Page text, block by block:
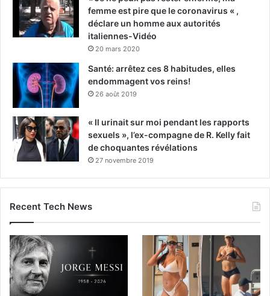
femme est pire que le coronavirus « ,
déclare un homme aux autorités
italiennes-Vidéo
20 mars 2020
Santé: arrêtez ces 8 habitudes, elles
endommagent vos reins!
26 août 2019
« Il urinait sur moi pendant les rapports
sexuels », l’ex-compagne de R. Kelly fait
de choquantes révélations
27 novembre 2019
Recent Tech News